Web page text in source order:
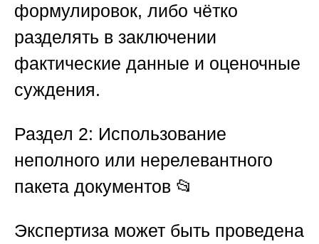
формулировок, либо чётко
разделять в заключении
фактические данные и оценочные
суждения.
Раздел 2: Использование
неполного или нерелевантного
пакета документов 📂
Экспертиза может быть проведена